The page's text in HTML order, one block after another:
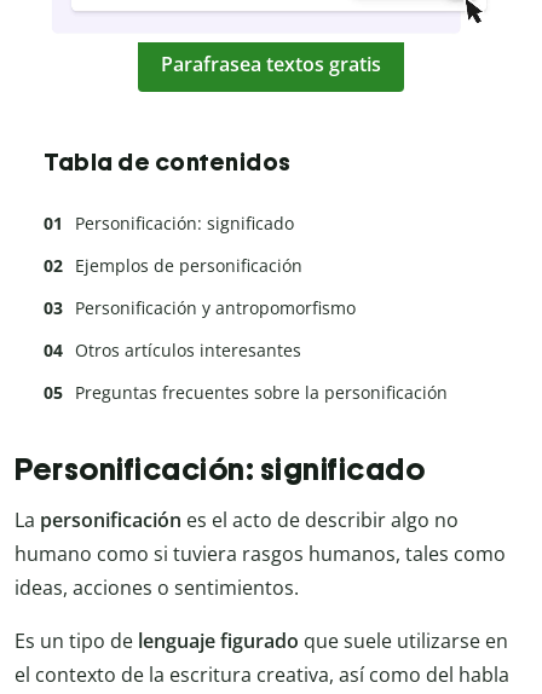
Parafrasea textos gratis
Tabla de contenidos
Personificación: significado
Ejemplos de personificación
Personificación y antropomorfismo
Otros artículos interesantes
Preguntas frecuentes sobre la personificación
Personificación: significado
La personificación es el acto de describir algo no
humano como si tuviera rasgos humanos, tales como
ideas, acciones o sentimientos.
Es un tipo de lenguaje figurado que suele utilizarse en
el contexto de la escritura creativa, así como del habla